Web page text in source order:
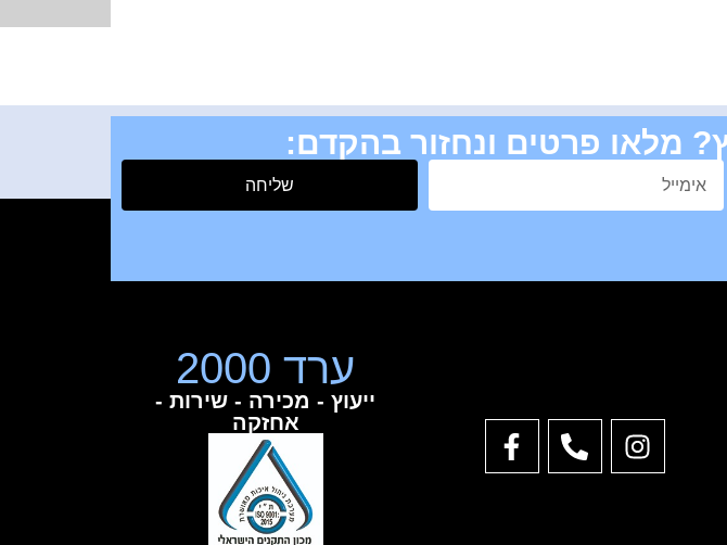
מלאו פרטים ונחזור בהקדם:
שליחה
ערד 2000
ייעוץ - מכירה - שירות -
אחזקה